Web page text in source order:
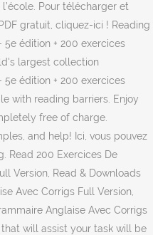
Pour télécharger et
gratuit, cliquez-ici ! Reading
édition + 200 exercices
largest collection
édition + 200 exercices
with reading barriers. Enjoy
free of charge.
and help! Ici, vous pouvez
Read 200 Exercices De
Version, Read & Downloads
Avec Corrigs Full Version,
Anglaise Avec Corrigs
will assist your task will be